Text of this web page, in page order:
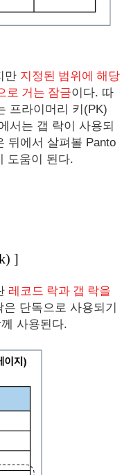
만 지정된 범위에 해당
로 거는 잠금이다. 따
프라이머리 키(PK)
서는 갭 락이 사용되
뒤에서 살펴볼 Panto
도움이 된다.
]
레코드 락과 갭 락을
단독으로 사용되기
사용된다.